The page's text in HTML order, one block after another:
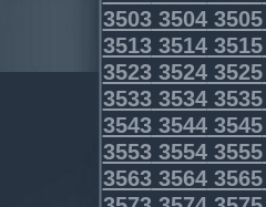
350335043505
351335143515
352335243525
353335343535
354335443545
355335543555
356335643565